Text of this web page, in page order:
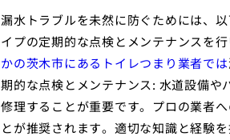
漏水トラブルを未然に防ぐためには、
イプの定期的な点検とメンテナンスを
かの茨木市にあるトイレつまり業者では
期的な点検とメンテナンス: 水道設備や
修理することが重要です。プロの業者
とが推奨されます。適切な知識と経験